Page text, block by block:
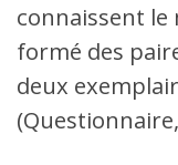
connaissent le
formé des
deux